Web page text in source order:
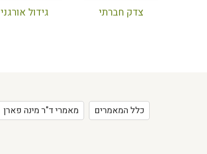
צדק חברתי גידול אורגני
כלל המאמרים מאמרי ד"ר מינה פארן